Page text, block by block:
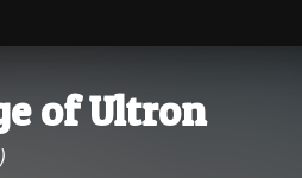
of Ultron